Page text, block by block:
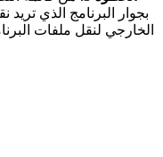
بجوار البرنامج الذي